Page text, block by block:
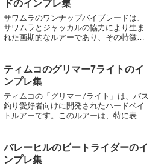
ドのインプレ集
サワムラのワンナップバイブレードは、
サワムラとジャッカルの協力により生ま
れた画期的なルアーであり、その特徴は
と、TN60からのウォブリングラトルサウ
ンドの組...
ティムコのグリマー7ライトのイ
ンプレ集
ティムコの「グリマー7ライト」は、バス
釣り愛好者向けに開発されたハードベイ
トルアーです。このルアーは、特に表層
す。以下の特性と利点によって、釣り師
がより有効かつ効果的な...
バレーヒルのビートライダーのイ
ンプレ集